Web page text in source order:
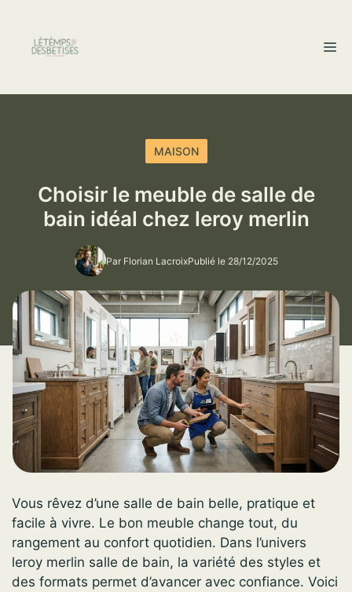
contenu
MAISON
Choisir le meuble de salle de
bain idéal chez leroy merlin
Par Florian LacroixPublié le 28/12/2025
Vous rêvez d’une salle de bain belle, pratique et
facile à vivre. Le bon meuble change tout, du
rangement au confort quotidien. Dans l’univers
leroy merlin salle de bain, la variété des styles et
des formats permet d’avancer avec confiance. Voici